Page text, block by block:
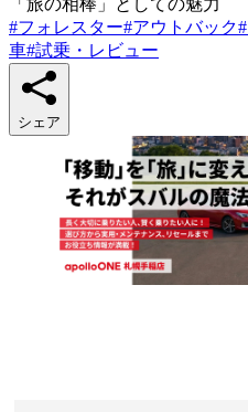
#フォレスター#アウトバック#
車#試乗・レビュー
シェア